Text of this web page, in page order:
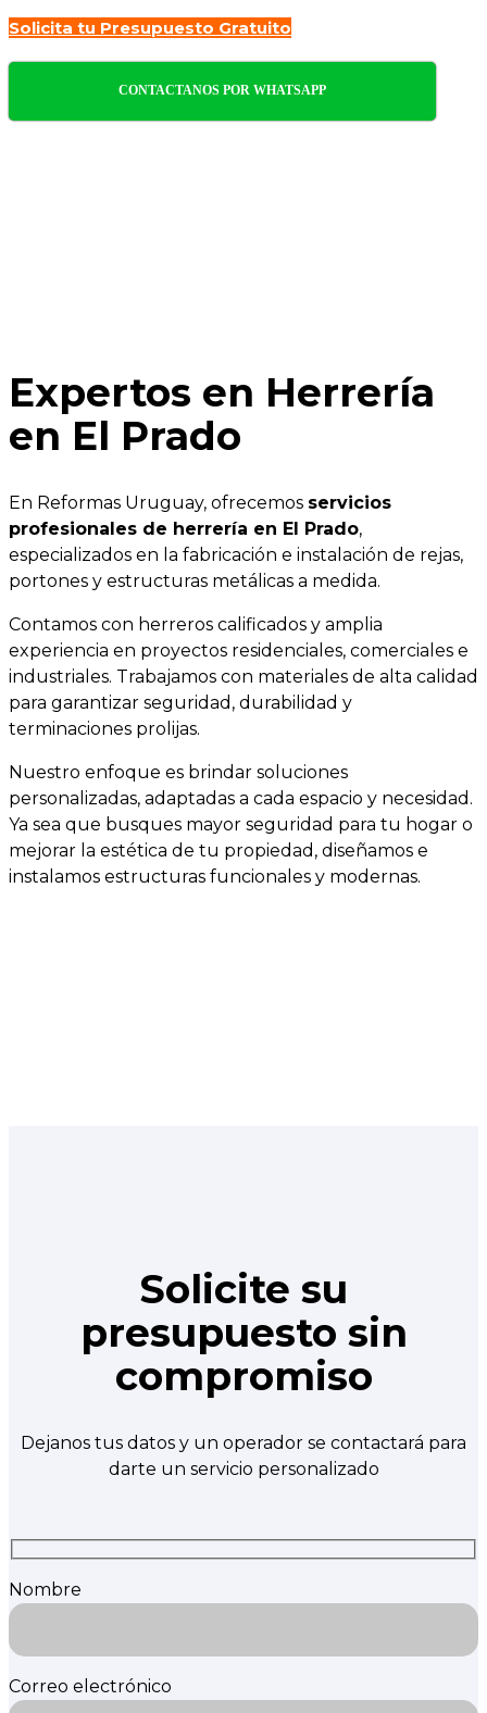
Solicita tu Presupuesto Gratuito
CONTACTANOS POR WHATSAPP
Expertos en Herrería
en El Prado
En Reformas Uruguay, ofrecemos servicios
profesionales de herrería en El Prado,
especializados en la fabricación e instalación de rejas,
portones y estructuras metálicas a medida.
Contamos con herreros calificados y amplia
experiencia en proyectos residenciales, comerciales e
industriales. Trabajamos con materiales de alta calidad
para garantizar seguridad, durabilidad y
terminaciones prolijas.
Nuestro enfoque es brindar soluciones
personalizadas, adaptadas a cada espacio y necesidad.
Ya sea que busques mayor seguridad para tu hogar o
mejorar la estética de tu propiedad, diseñamos e
instalamos estructuras funcionales y modernas.
Solicite su
presupuesto sin
compromiso
Dejanos tus datos y un operador se contactará para
darte un servicio personalizado
Nombre
Correo electrónico